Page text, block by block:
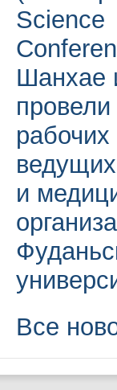
Science
Шанхае
рабочих
и
Все